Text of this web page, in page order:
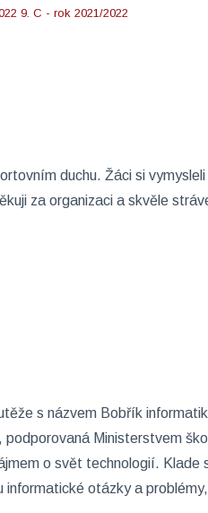
9. C - rok 2021/2022
duchu. Žáci si vymysleli
za organizaci a skvěle
s názvem Bobřík
Ministerstvem
o svět technologií. Klade
otázky a